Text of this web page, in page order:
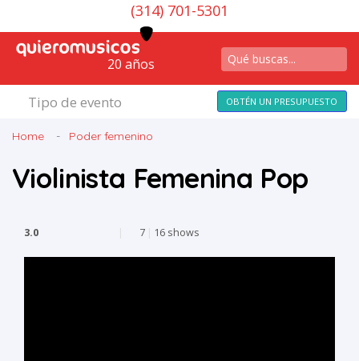
(314) 701-5301
20 años
Tipo de evento OBTÉN UN PRESUPUESTO
Home Poder femenino
Violinista Femenina Pop
3.0 | 7 | 16 shows